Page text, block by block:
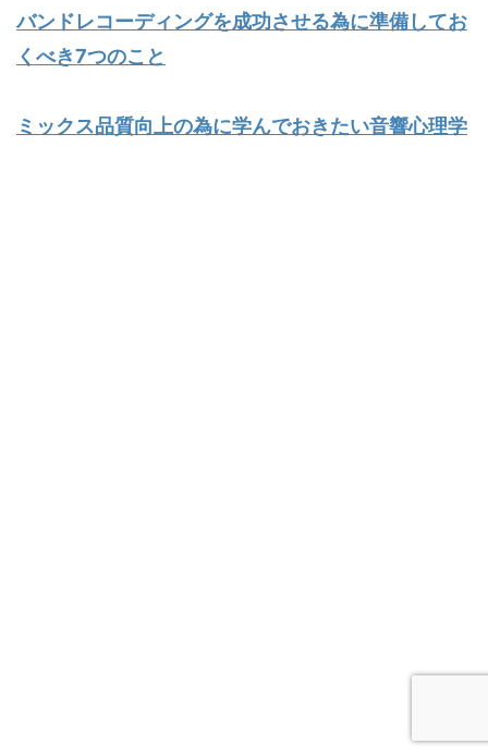
バンドレコーディングを成功させる為に準備してお
くべき7つのこと
ミックス品質向上の為に学んでおきたい音響心理学